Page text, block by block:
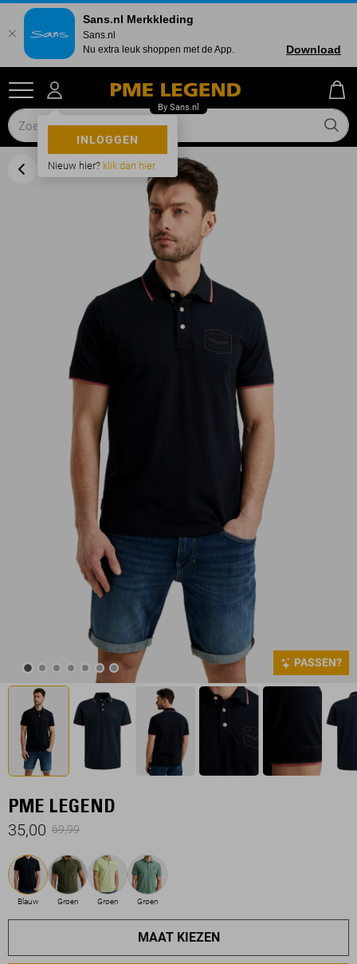
INLOGGEN
Nieuw hier? klik dan hier
PASSEN?
PME LEGEND
35,00 69,99
Blauw Groen Groen Groen
MAAT KIEZEN
Sans.nl Merkkleding
Sans.nl
Nu extra leuk shoppen met de App.
Download